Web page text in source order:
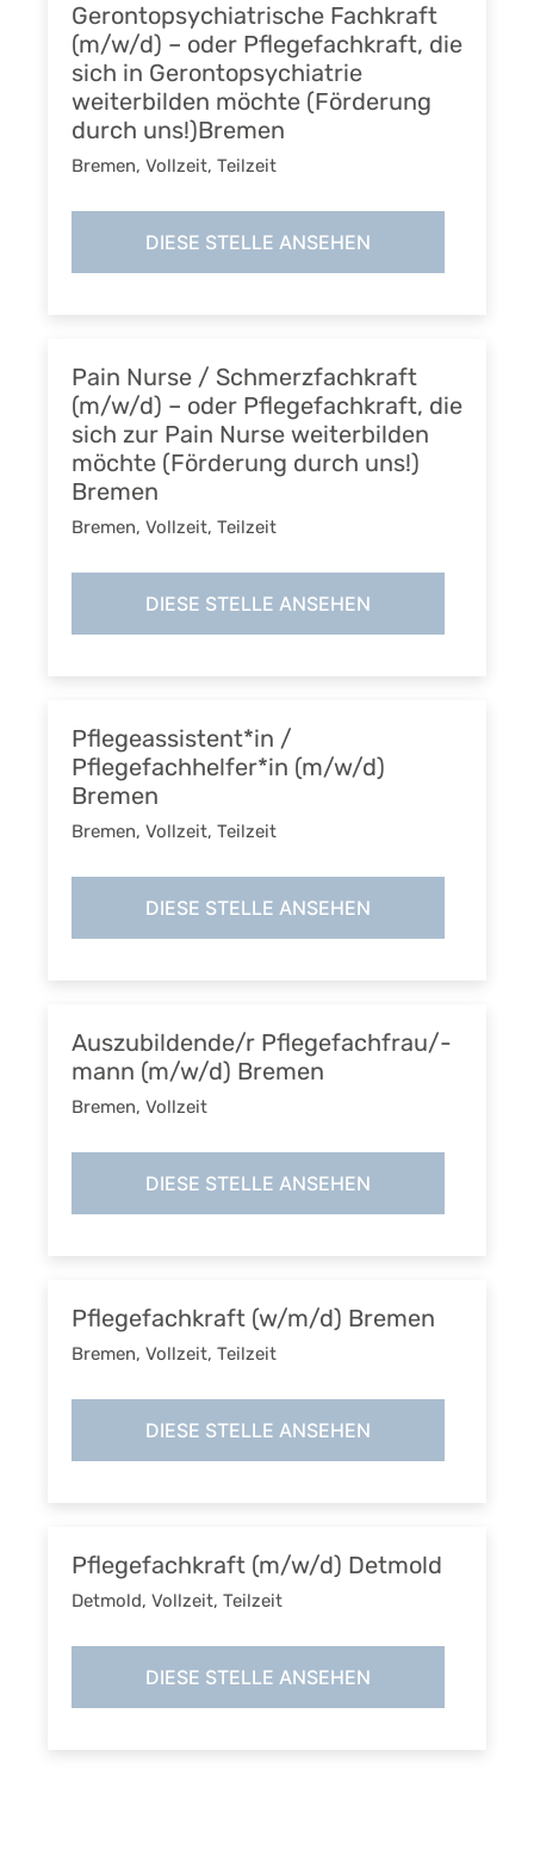
Gerontopsychiatrische Fachkraft
(m/w/d) – oder Pflegefachkraft, die
sich in Gerontopsychiatrie
weiterbilden möchte (Förderung
durch uns!)Bremen
Bremen, Vollzeit, Teilzeit
DIESE STELLE ANSEHEN
Pain Nurse / Schmerzfachkraft
(m/w/d) – oder Pflegefachkraft, die
sich zur Pain Nurse weiterbilden
möchte (Förderung durch uns!)
Bremen
Bremen, Vollzeit, Teilzeit
DIESE STELLE ANSEHEN
Pflegeassistent*in /
Pflegefachhelfer*in (m/w/d)
Bremen
Bremen, Vollzeit, Teilzeit
DIESE STELLE ANSEHEN
Auszubildende/r Pflegefachfrau/-
mann (m/w/d) Bremen
Bremen, Vollzeit
DIESE STELLE ANSEHEN
Pflegefachkraft (w/m/d) Bremen
Bremen, Vollzeit, Teilzeit
DIESE STELLE ANSEHEN
Pflegefachkraft (m/w/d) Detmold
Detmold, Vollzeit, Teilzeit
DIESE STELLE ANSEHEN